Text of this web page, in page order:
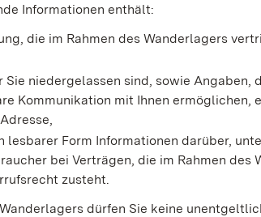
Informationen enthält:
die im Rahmen des Wanderlagers
Sie niedergelassen sind, sowie Angaben,
Kommunikation mit Ihnen ermöglichen,
Form Informationen darüber,
bei Verträgen, die im Rahmen des
zusteht.
dürfen Sie keine